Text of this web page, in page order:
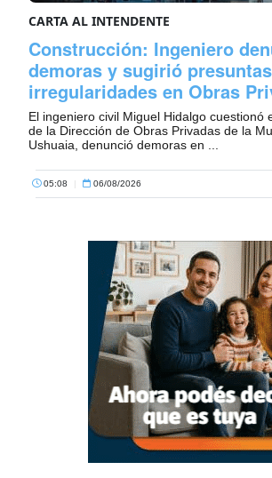
CARTA AL INTENDENTE
Construcción: Ingeniero
demoras y sugirió presuntas
irregularidades en Obras
El ingeniero civil Miguel Hidalgo cuestionó
de la Dirección de Obras Privadas de la
Ushuaia, denunció demoras en ...
05:08 | 06/08/2026